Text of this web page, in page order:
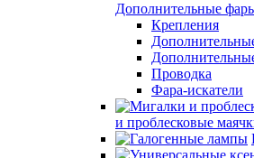
Дополнительные
Крепления
Проводка
Фара-искатели
и проблесковые